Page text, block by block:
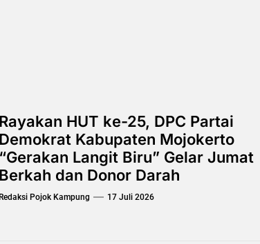
Rayakan HUT ke-25, DPC Partai
Demokrat Kabupaten Mojokerto
“Gerakan Langit Biru” Gelar Jumat
Berkah dan Donor Darah
Redaksi Pojok Kampung 17 Juli 2026